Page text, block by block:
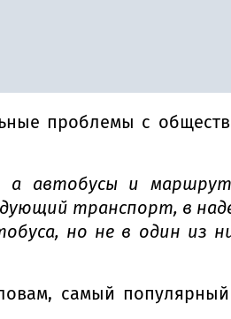
проблемы с
а автобусы и
транспорт, в
но не в один из
самый